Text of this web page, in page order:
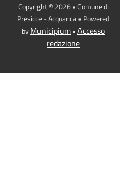
Copyright © 2026 • Comune di
Presicce - Acquarica • Powered
byMunicipium• Accesso
redazione